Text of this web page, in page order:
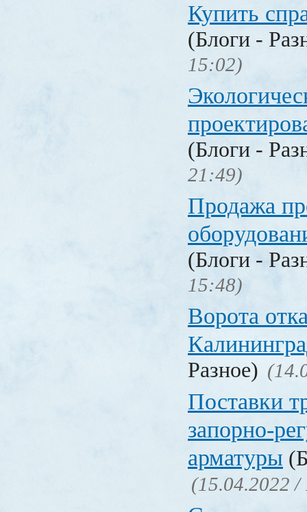
Купить
(Блоги -
15:02)
(Блоги -
21:49)
Продажа
(Блоги -
15:48)
Ворота
Разное)
Поставки
запорно-
арматуры
(15.04.2022 /